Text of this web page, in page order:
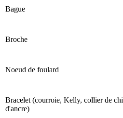
Bague
Broche
Noeud de foulard
Bracelet (courroie, Kelly, collier de
d'ancre)